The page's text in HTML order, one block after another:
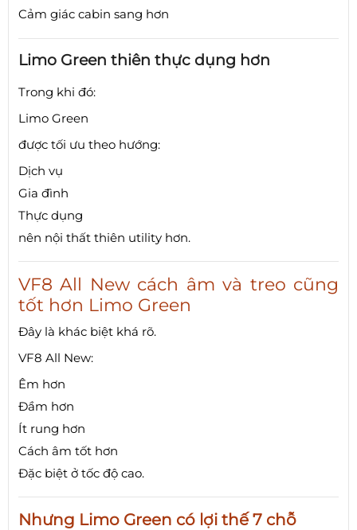
Cảm giác cabin sang hơn
Limo Green thiên thực dụng hơn
Trong khi đó:
Limo Green
được tối ưu theo hướng:
Dịch vụ
Gia đình
Thực dụng
nên nội thất thiên utility hơn.
VF8 All New cách âm và treo cũng
tốt hơn Limo Green
Đây là khác biệt khá rõ.
VF8 All New:
Êm hơn
Đầm hơn
Ít rung hơn
Cách âm tốt hơn
Đặc biệt ở tốc độ cao.
Nhưng Limo Green có lợi thế 7 chỗ